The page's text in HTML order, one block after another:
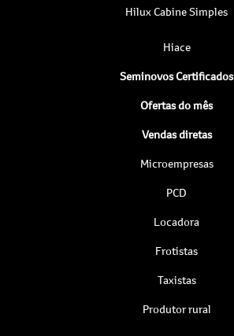
Hilux Cabine Simples
Hiace
Seminovos Certificados
Ofertas do mês
Vendas diretas
Microempresas
PCD
Locadora
Frotistas
Taxistas
Produtor rural